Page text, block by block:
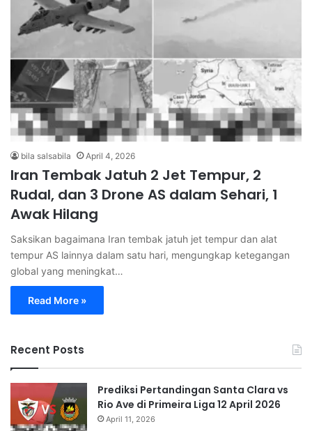
bila salsabila April 4, 2026
Iran Tembak Jatuh 2 Jet Tempur, 2
Rudal, dan 3 Drone AS dalam Sehari, 1
Awak Hilang
Saksikan bagaimana Iran tembak jatuh jet tempur dan alat
tempur AS lainnya dalam satu hari, mengungkap ketegangan
global yang meningkat…
Read More »
Recent Posts
Prediksi Pertandingan Santa Clara vs
Rio Ave di Primeira Liga 12 April 2026
April 11, 2026